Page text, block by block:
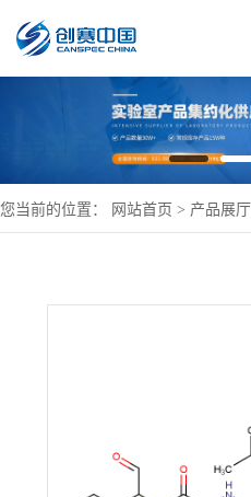
您当前的位置： 网站首页 > 产品展厅